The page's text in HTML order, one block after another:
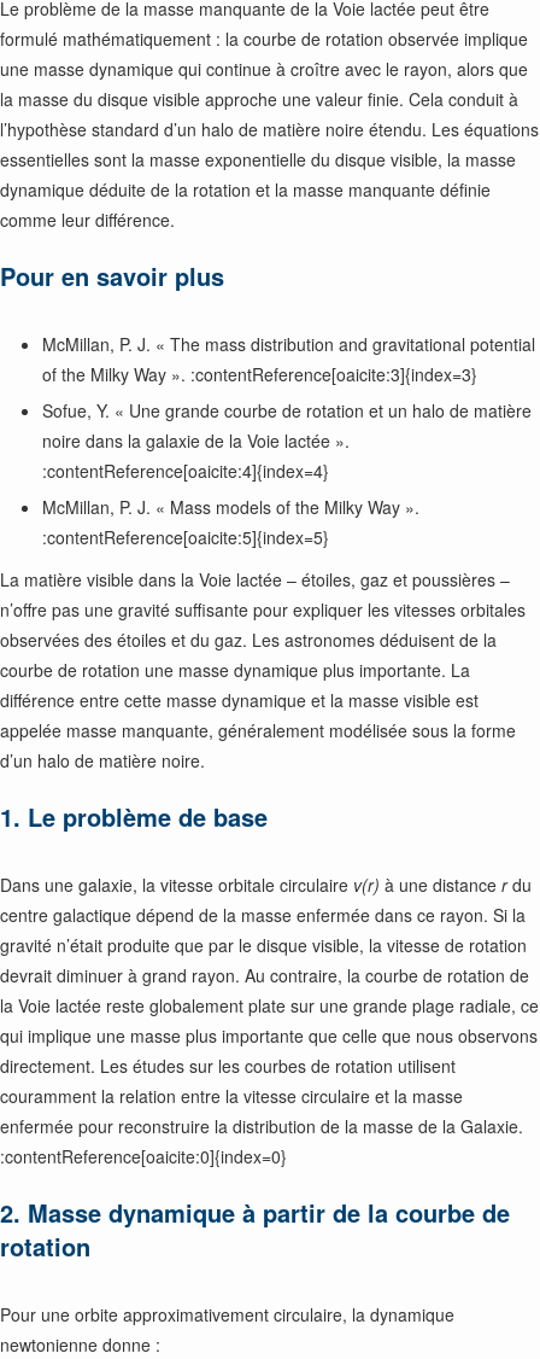
Le problème de la masse manquante de la Voie lactée peut être
formulé mathématiquement : la courbe de rotation observée implique
une masse dynamique qui continue à croître avec le rayon, alors que
la masse du disque visible approche une valeur finie. Cela conduit à
l’hypothèse standard d’un halo de matière noire étendu. Les équations
essentielles sont la masse exponentielle du disque visible, la masse
dynamique déduite de la rotation et la masse manquante définie
comme leur différence.
Pour en savoir plus
McMillan, P. J. « The mass distribution and gravitational potential
of the Milky Way ». :contentReference[oaicite:3]{index=3}
Sofue, Y. « Une grande courbe de rotation et un halo de matière
noire dans la galaxie de la Voie lactée ».
:contentReference[oaicite:4]{index=4}
McMillan, P. J. « Mass models of the Milky Way ».
:contentReference[oaicite:5]{index=5}
La matière visible dans la Voie lactée – étoiles, gaz et poussières –
n’offre pas une gravité suffisante pour expliquer les vitesses orbitales
observées des étoiles et du gaz. Les astronomes déduisent de la
courbe de rotation une masse dynamique plus importante. La
différence entre cette masse dynamique et la masse visible est
appelée masse manquante, généralement modélisée sous la forme
d’un halo de matière noire.
1. Le problème de base
Dans une galaxie, la vitesse orbitale circulaire v(r) à une distance rdu
centre galactique dépend de la masse enfermée dans ce rayon. Si la
gravité n’était produite que par le disque visible, la vitesse de rotation
devrait diminuer à grand rayon. Au contraire, la courbe de rotation de
la Voie lactée reste globalement plate sur une grande plage radiale, ce
qui implique une masse plus importante que celle que nous observons
directement. Les études sur les courbes de rotation utilisent
couramment la relation entre la vitesse circulaire et la masse
enfermée pour reconstruire la distribution de la masse de la Galaxie.
:contentReference[oaicite:0]{index=0}
2. Masse dynamique à partir de la courbe de
rotation
Pour une orbite approximativement circulaire, la dynamique
newtonienne donne :